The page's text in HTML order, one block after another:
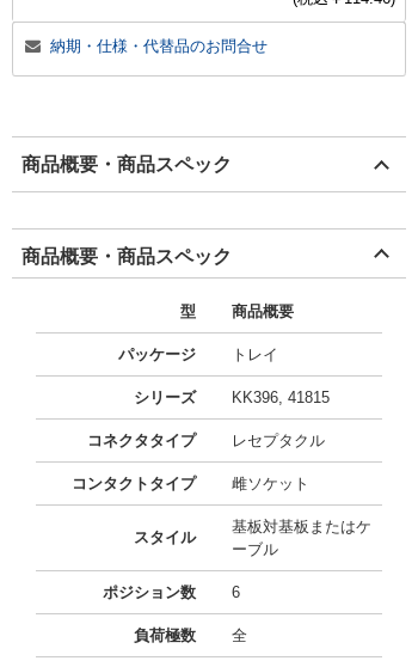
納期・仕様・代替品のお問合せ
商品概要・商品スペック
商品概要・商品スペック
型 商品概要
パッケージ トレイ
シリーズ KK396, 41815
コネクタタイプ レセプタクル
コンタクトタイプ 雌ソケット
スタイル
基板対基板またはケ
ーブル
ポジション数 6
負荷極数 全